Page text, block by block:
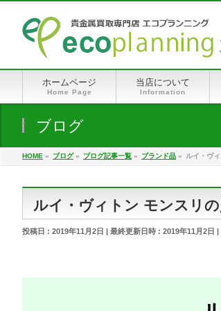
ホームページ
Home Page
当店について
Information
ブログ
HOME » ブログ» ブログ記事一覧 » ブランド品 » ルイ・ヴ
ルイ・ヴィトン モンスリの
投稿日 : 2019年11月2日 最終更新日時 : 2019年11月2日